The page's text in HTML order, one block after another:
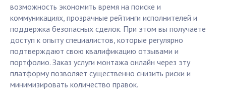
возможность экономить время на поиске и
коммуникациях, прозрачные рейтинги исполнителей и
поддержка безопасных сделок. При этом вы получаете
доступ к опыту специалистов, которые регулярно
подтверждают свою квалификацию отзывами и
портфолио. Заказ услуги монтажа онлайн через эту
платформу позволяет существенно снизить риски и
минимизировать количество правок.